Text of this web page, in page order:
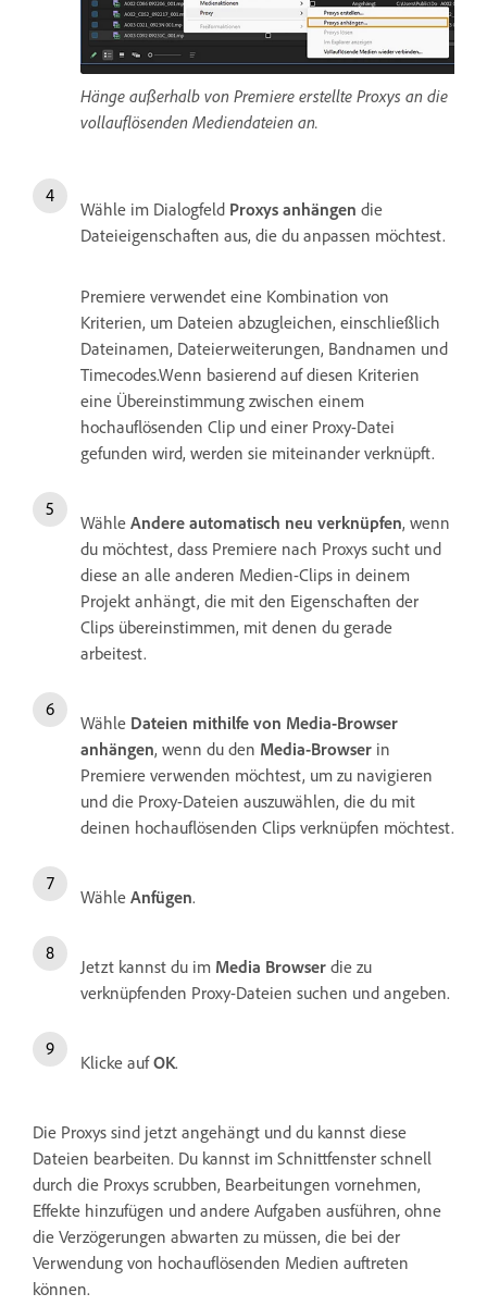
Hänge außerhalb von Premiere erstellte Proxys an die
vollauflösenden Mediendateien an.
Wähle im Dialogfeld Proxys anhängen die
Dateieigenschaften aus, die du anpassen möchtest.
Premiere verwendet eine Kombination von
Kriterien, um Dateien abzugleichen, einschließlich
Dateinamen, Dateierweiterungen, Bandnamen und
Timecodes.Wenn basierend auf diesen Kriterien
eine Übereinstimmung zwischen einem
hochauflösenden Clip und einer Proxy-Datei
gefunden wird, werden sie miteinander verknüpft.
Wähle Andere automatisch neu verknüpfen, wenn
du möchtest, dass Premiere nach Proxys sucht und
diese an alle anderen Medien-Clips in deinem
Projekt anhängt, die mit den Eigenschaften der
Clips übereinstimmen, mit denen du gerade
arbeitest.
Wähle Dateien mithilfe von Media-Browser
anhängen, wenn du den Media-Browser in
Premiere verwenden möchtest, um zu navigieren
und die Proxy-Dateien auszuwählen, die du mit
deinen hochauflösenden Clips verknüpfen möchtest.
Wähle Anfügen.
Jetzt kannst du im Media Browser die zu
verknüpfenden Proxy-Dateien suchen und angeben.
Klicke aufOK.
Die Proxys sind jetzt angehängt und du kannst diese
Dateien bearbeiten. Du kannst im Schnittfenster schnell
durch die Proxys scrubben, Bearbeitungen vornehmen,
Effekte hinzufügen und andere Aufgaben ausführen, ohne
die Verzögerungen abwarten zu müssen, die bei der
Verwendung von hochauflösenden Medien auftreten
können.